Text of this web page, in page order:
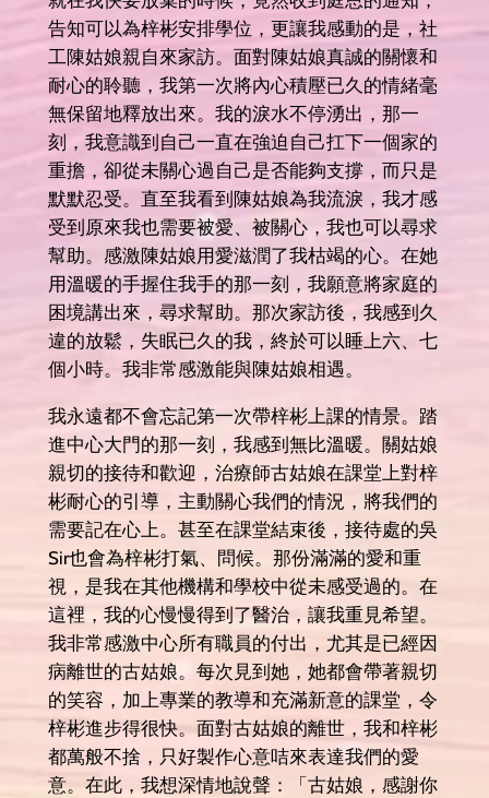
告知可以為梓彬安排學位，更讓我感動的是，社
工陳姑娘親自來家訪。面對陳姑娘真誠的關懷和
耐心的聆聽，我第一次將內心積壓已久的情緒毫
無保留地釋放出來。我的淚水不停湧出，那一
刻，我意識到自己一直在強迫自己扛下一個家的
重擔，卻從未關心過自己是否能夠支撐，而只是
默默忍受。直至我看到陳姑娘為我流淚，我才感
受到原來我也需要被愛、被關心，我也可以尋求
幫助。感激陳姑娘用愛滋潤了我枯竭的心。在她
用溫暖的手握住我手的那一刻，我願意將家庭的
困境講出來，尋求幫助。那次家訪後，我感到久
違的放鬆，失眠已久的我，終於可以睡上六、七
個小時。我非常感激能與陳姑娘相遇。
我永遠都不會忘記第一次帶梓彬上課的情景。踏
進中心大門的那一刻，我感到無比溫暖。關姑娘
親切的接待和歡迎，治療師古姑娘在課堂上對梓
彬耐心的引導，主動關心我們的情況，將我們的
需要記在心上。甚至在課堂結束後，接待處的吳
Sir也會為梓彬打氣、問候。那份滿滿的愛和重
視，是我在其他機構和學校中從未感受過的。在
這裡，我的心慢慢得到了醫治，讓我重見希望。
我非常感激中心所有職員的付出，尤其是已經因
病離世的古姑娘。每次見到她，她都會帶著親切
的笑容，加上專業的教導和充滿新意的課堂，令
梓彬進步得很快。面對古姑娘的離世，我和梓彬
都萬般不捨，只好製作心意咭來表達我們的愛
意。在此，我想深情地說聲：「古姑娘，感謝你